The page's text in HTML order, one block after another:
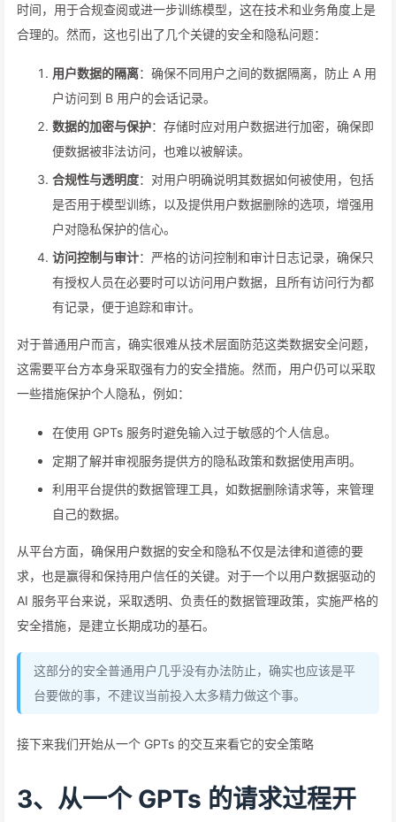
时间，用于合规查阅或进一步训练模型，这在技术和业务角度上是
合理的。然而，这也引出了几个关键的安全和隐私问题：
用户数据的隔离：确保不同用户之间的数据隔离，防止 A 用
户访问到 B 用户的会话记录。
数据的加密与保护：存储时应对用户数据进行加密，确保即
便数据被非法访问，也难以被解读。
合规性与透明度：对用户明确说明其数据如何被使用，包括
是否用于模型训练，以及提供用户数据删除的选项，增强用
户对隐私保护的信心。
访问控制与审计：严格的访问控制和审计日志记录，确保只
有授权人员在必要时可以访问用户数据，且所有访问行为都
有记录，便于追踪和审计。
对于普通用户而言，确实很难从技术层面防范这类数据安全问题，
这需要平台方本身采取强有力的安全措施。然而，用户仍可以采取
一些措施保护个人隐私，例如：
在使用 GPTs 服务时避免输入过于敏感的个人信息。
定期了解并审视服务提供方的隐私政策和数据使用声明。
利用平台提供的数据管理工具，如数据删除请求等，来管理
自己的数据。
从平台方面，确保用户数据的安全和隐私不仅是法律和道德的要
求，也是赢得和保持用户信任的关键。对于一个以用户数据驱动的
AI 服务平台来说，采取透明、负责任的数据管理政策，实施严格的
安全措施，是建立长期成功的基石。
这部分的安全普通用户几乎没有办法防止，确实也应该是平
台要做的事，不建议当前投入太多精力做这个事。
接下来我们开始从一个 GPTs 的交互来看它的安全策略
3、从一个 GPTs 的请求过程开